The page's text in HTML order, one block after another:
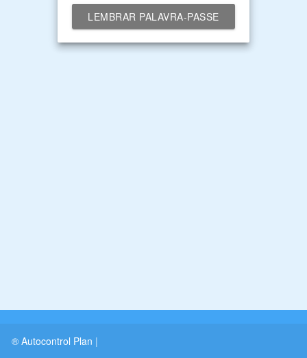
LEMBRAR PALAVRA-PASSE
® Autocontrol Plan |